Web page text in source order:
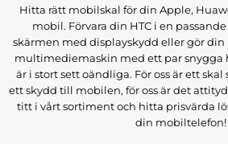
Hitta rätt mobilskal för din Apple,
mobil. Förvara din HTC i en
skärmen med displayskydd eller gör
multimediemaskin med ett par snygga
är i stort sett oändliga. För oss är ett
ett skydd till mobilen, för oss är det
titt i vårt sortiment och hitta prisvärda
din mobiltelefon!